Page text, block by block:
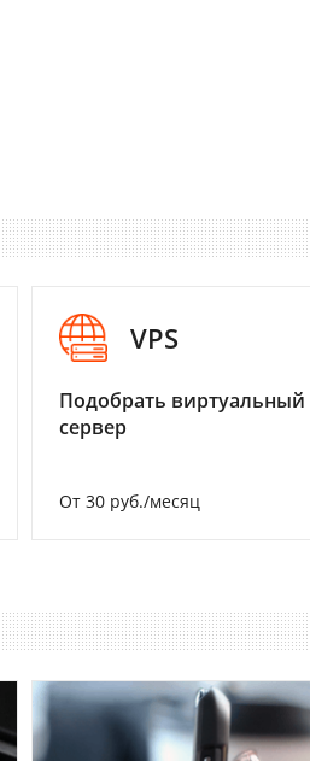
VPS
Подобрать виртуальный
сервер
От 30 руб./месяц